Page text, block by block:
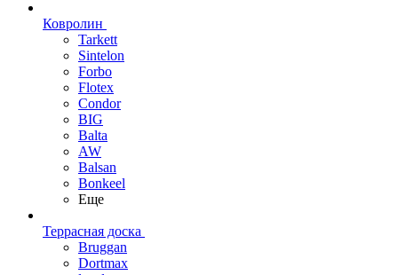
Ковролин
Tarkett
Sintelon
Forbo
Flotex
Condor
BIG
Balta
AW
Balsan
Bonkeel
Еще
Террасная доска
Bruggan
Dortmax